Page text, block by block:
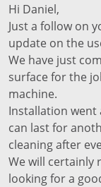
Hi Daniel,
Just a follow on
update on the
We have just
surface for the
machine.
Installation went
can last for
cleaning after
We will certainly
looking for a